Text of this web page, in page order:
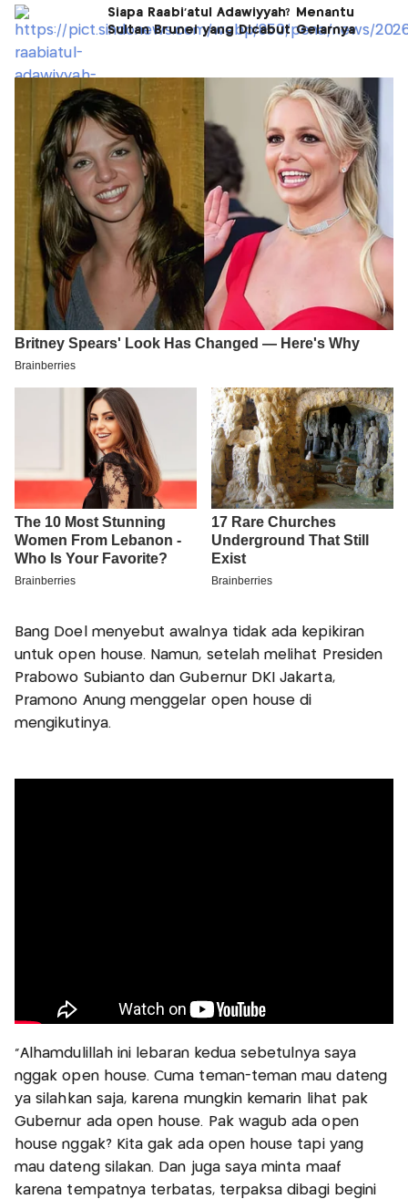
Siapa Raabi'atul Adawiyyah? Menantu
Sultan Brunei yang Dicabut Gelarnya
Bang Doel menyebut awalnya tidak ada kepikiran
untuk open house. Namun, setelah melihat Presiden
Prabowo Subianto dan Gubernur DKI Jakarta,
Pramono Anung menggelar open house di
mengikutinya.
"Alhamdulillah ini lebaran kedua sebetulnya saya
nggak open house. Cuma teman-teman mau dateng
ya silahkan saja, karena mungkin kemarin lihat pak
Gubernur ada open house. Pak wagub ada open
house nggak? Kita gak ada open house tapi yang
mau dateng silakan. Dan juga saya minta maaf
karena tempatnya terbatas, terpaksa dibagi begini